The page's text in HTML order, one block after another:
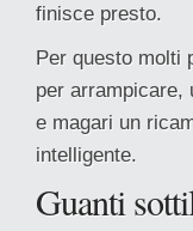
finisce presto.
Per questo molti
per arrampicare,
e magari un
intelligente.
Guanti